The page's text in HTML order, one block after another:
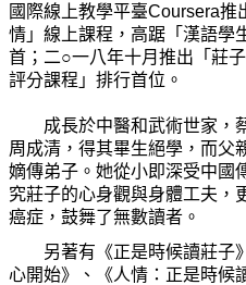
國際線上教學平臺Coursera推
情」線上課程，高踞「漢語學
首；二○一八年十月推出「莊子
評分課程」排行首位。
成長於中醫和武術世家，
周成清，得其畢生絕學，而父
嫡傳弟子。她從小即深受中國
究莊子的心身觀與身體工夫，
癌症，鼓舞了無數讀者。
另著有《正是時候讀莊子
心開始》、《人情：正是時候